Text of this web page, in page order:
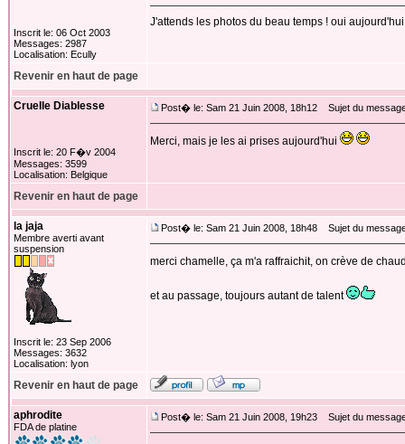
Inscrit le: 06 Oct 2003
Messages: 2987
Localisation: Ecully
J'attends les photos du beau temps ! oui
Revenir en haut de page
Cruelle Diablesse
Inscrit le: 20 F�v 2004
Messages: 3599
Localisation: Belgique
Post� le: Sam 21 Juin 2008, 18h12 Sujet du
Merci, mais je les ai prises aujourd'hui
Revenir en haut de page
la jaja
Membre averti avant
suspension
Inscrit le: 23 Sep 2006
Messages: 3632
Localisation: lyon
Post� le: Sam 21 Juin 2008, 18h48 Sujet du
merci chamelle, ça m'a raffraichit, on crève de
et au passage, toujours autant de talent
Revenir en haut de page
aphrodite
FDA de platine
Post� le: Sam 21 Juin 2008, 19h23 Sujet du